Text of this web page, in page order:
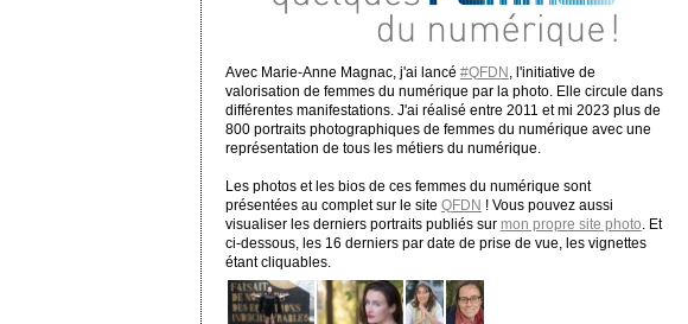
Avec Marie-Anne Magnac, j'ai lancé #QFDN
, l'initiative de
valorisation de femmes du numérique par la photo. Elle circule dans
différentes manifestations. J'ai réalisé entre 2011 et mi 2023 plus de
800 portraits photographiques de femmes du numérique avec une
représentation de tous les métiers du numérique.
Les photos et les bios de ces femmes du numérique sont
présentées au complet sur le site QFDN ! Vous pouvez aussi
visualiser les derniers portraits publiés sur mon propre site photo . Et
ci-dessous, les 16 derniers par date de prise de vue, les vignettes
étant cliquables.